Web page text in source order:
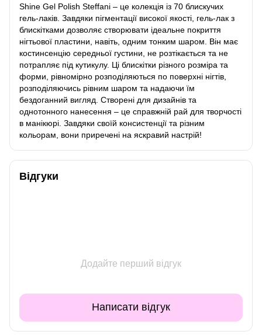
Shine Gel Polish Steffani – це колекція із 70 блискучих
гель-лаків. Завдяки пігментації високої якості, гель-лак з
блискітками дозволяє створювати ідеальне покриття
нігтьової пластини, навіть, одним тонким шаром. Він має
костинсенцію середньої густини, не розтікається та не
потрапляє під кутикулу. Ці блискітки різного розміра та
форми, рівномірно розподіляються по поверхні нігтів,
розподіляючись рівним шаром та надаючи їм
бездоганний вигляд. Створені для дизайнів та
однотонного нанесення – це справжній рай для творчості
в манікюрі. Завдяки своїй консистенції та різним
кольорам, вони приречені на яскравий настрій!
Відгуки
Додайте перший відгук
Написати відгук